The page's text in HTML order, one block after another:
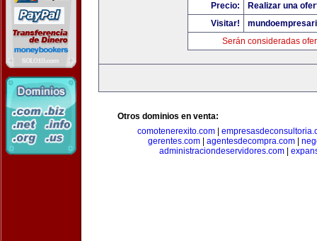
Precio:
Realizar una
Visitar!
Serán consideradas
Otros dominios en venta:
comotenerexito.com|
gerentes.com
agentesdecompra.com
administraciondeservidores.com